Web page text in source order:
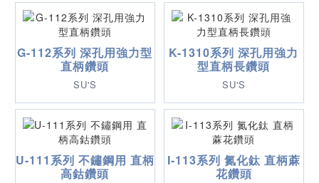
G-112系列 深孔用強力型
直柄鑽頭
SU'S
K-1310系列 深孔用強力
型直柄長鑽頭
SU'S
U-111系列 不鏽鋼用 直柄
高鈷鑽頭
I-113系列 氮化鈦 直柄蔴
花鑽頭